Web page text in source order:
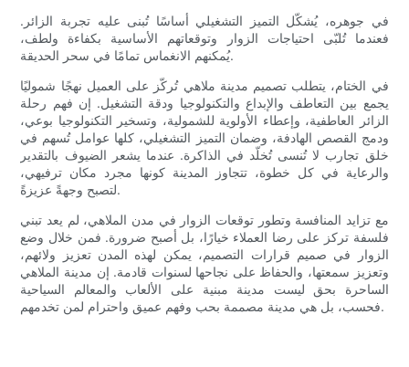
في جوهره، يُشكّل التميز التشغيلي أساسًا تُبنى عليه تجربة الزائر.
فعندما تُلبّى احتياجات الزوار وتوقعاتهم الأساسية بكفاءة ولطف،
يُمكنهم الانغماس تمامًا في سحر الحديقة.
في الختام، يتطلب تصميم مدينة ملاهي تُركّز على العميل نهجًا شموليًا
يجمع بين التعاطف والإبداع والتكنولوجيا ودقة التشغيل. إن فهم رحلة
الزائر العاطفية، وإعطاء الأولوية للشمولية، وتسخير التكنولوجيا بوعي،
ودمج القصص الهادفة، وضمان التميز التشغيلي، كلها عوامل تُسهم في
خلق تجارب لا تُنسى تُخلّد في الذاكرة. عندما يشعر الضيوف بالتقدير
والرعاية في كل خطوة، تتجاوز المدينة كونها مجرد مكان ترفيهي،
لتصبح وجهةً عزيزةً.
مع تزايد المنافسة وتطور توقعات الزوار في مدن الملاهي، لم يعد تبني
فلسفة تركز على رضا العملاء خيارًا، بل أصبح ضرورة. فمن خلال وضع
الزوار في صميم قرارات التصميم، يمكن لهذه المدن تعزيز ولائهم،
وتعزيز سمعتها، والحفاظ على نجاحها لسنوات قادمة. إن مدينة الملاهي
الساحرة بحق ليست مدينة مبنية على الألعاب والمعالم السياحية
فحسب، بل هي مدينة مصممة بحب وفهم عميق واحترام لمن تخدمهم.